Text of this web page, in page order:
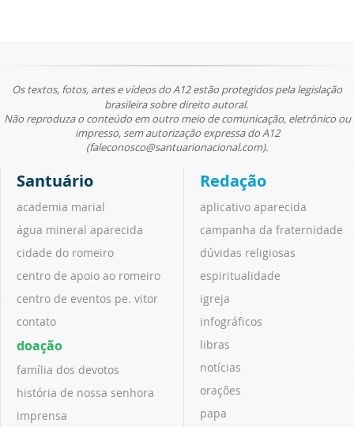
Os textos, fotos, artes e vídeos do A12 estão protegidos pela legislação
brasileira sobre direito autoral.
Não reproduza o conteúdo em outro meio de comunicação, eletrônico ou
impresso, sem autorização expressa do A12
(faleconosco@santuarionacional.com).
Santuário
academia marial
água mineral aparecida
cidade do romeiro
centro de apoio ao romeiro
centro de eventos pe. vitor
contato
doação
família dos devotos
história de nossa senhora
imprensa
Redação
aplicativo aparecida
campanha da fraternidade
dúvidas religiosas
espiritualidade
igreja
infográficos
libras
notícias
orações
papa